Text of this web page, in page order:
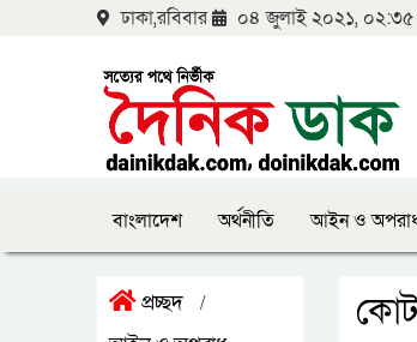
ঢাকা,রবিবার ০৪ জুলাই ২০২১, ০২:৩৫
বাংলাদেশ অর্থনীতি আইন ও
প্রচ্ছদ /